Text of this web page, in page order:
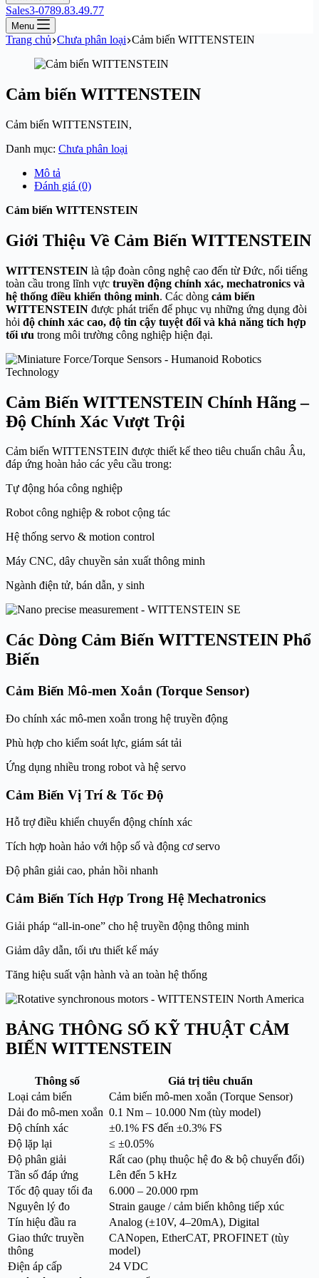
Sales3-0789.83.49.77
Menu
Trang chủ Chưa phân loại Cảm biến WITTENSTEIN
Cảm biến WITTENSTEIN
Cảm biến WITTENSTEIN,
Danh mục: Chưa phân loại
Mô tả
Đánh giá (0)
Cảm biến WITTENSTEIN
Giới Thiệu Về Cảm Biến WITTENSTEIN
WITTENSTEIN là tập đoàn công nghệ cao đến từ Đức, nổi tiếng
toàn cầu trong lĩnh vực truyền động chính xác, mechatronics và
hệ thống điều khiển thông minh. Các dòng cảm biến
WITTENSTEIN được phát triển để phục vụ những ứng dụng đòi
hỏi độ chính xác cao, độ tin cậy tuyệt đối và khả năng tích hợp
tối ưu trong môi trường công nghiệp hiện đại.
Cảm Biến WITTENSTEIN Chính Hãng –
Độ Chính Xác Vượt Trội
Cảm biến WITTENSTEIN được thiết kế theo tiêu chuẩn châu Âu,
đáp ứng hoàn hảo các yêu cầu trong:
Tự động hóa công nghiệp
Robot công nghiệp & robot cộng tác
Hệ thống servo & motion control
Máy CNC, dây chuyền sản xuất thông minh
Ngành điện tử, bán dẫn, y sinh
Các Dòng Cảm Biến WITTENSTEIN Phổ
Biến
Cảm Biến Mô-men Xoắn (Torque Sensor)
Đo chính xác mô-men xoắn trong hệ truyền động
Phù hợp cho kiểm soát lực, giám sát tải
Ứng dụng nhiều trong robot và hệ servo
Cảm Biến Vị Trí & Tốc Độ
Hỗ trợ điều khiển chuyển động chính xác
Tích hợp hoàn hảo với hộp số và động cơ servo
Độ phân giải cao, phản hồi nhanh
Cảm Biến Tích Hợp Trong Hệ Mechatronics
Giải pháp “all-in-one” cho hệ truyền động thông minh
Giảm dây dẫn, tối ưu thiết kế máy
Tăng hiệu suất vận hành và an toàn hệ thống
BẢNG THÔNG SỐ KỸ THUẬT CẢM
BIẾN WITTENSTEIN
Thông số
Giá trị tiêu chuẩn
Loại cảm biến
Cảm biến mô-men xoắn (Torque Sensor)
Dải đo mô-men xoắn 0.1 Nm – 10.000 Nm (tùy model)
Độ chính xác
±0.1% FS đến ±0.3% FS
Độ lặp lại
≤ ±0.05%
Độ phân giải
Rất cao (phụ thuộc hệ đo & bộ chuyển đổi)
Tần số đáp ứng
Lên đến 5 kHz
Tốc độ quay tối đa
6.000 – 20.000 rpm
Nguyên lý đo
Strain gauge / cảm biến không tiếp xúc
Tín hiệu đầu ra
Analog (±10V, 4–20mA), Digital
Giao thức truyền
thông
CANopen, EtherCAT, PROFINET (tùy
model)
Điện áp cấp
24 VDC